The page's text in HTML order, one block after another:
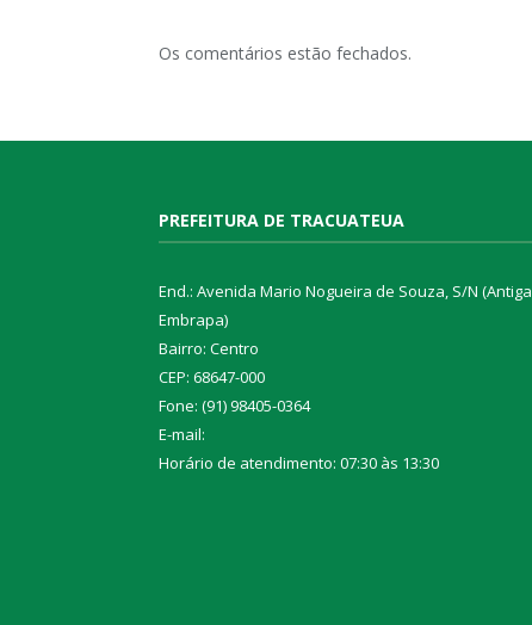
Os comentários estão fechados.
PREFEITURA DE TRACUATEUA
End.: Avenida Mario Nogueira de Souza, S/N (Antiga
Embrapa)
Bairro: Centro
CEP: 68647-000
Fone: (91) 98405-0364
E-mail:
Horário de atendimento: 07:30 às 13:30